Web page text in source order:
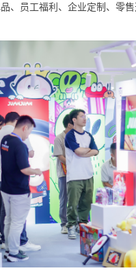
、员工福利、企业定制、零